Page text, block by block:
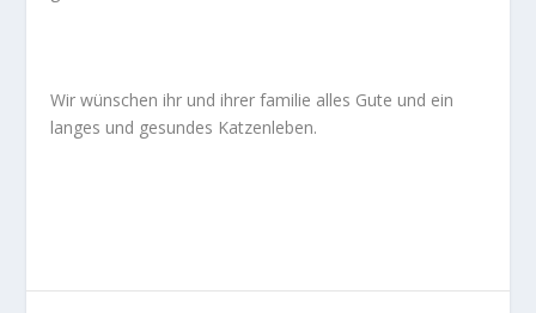
Wir wünschen ihr und ihrer familie alles Gute und ein
langes und gesundes Katzenleben.